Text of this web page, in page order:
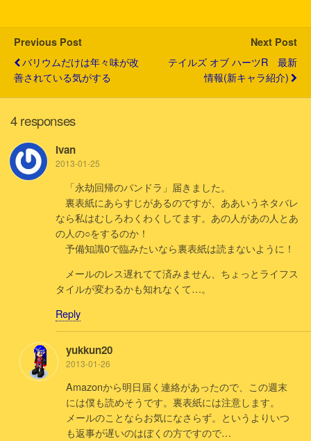
Previous Post
バリウムだけは年々味が改
善されている気がする
Next Post
テイルズ オブ ハーツR 最新
情報(新キャラ紹介)
4 responses
Ivan
2013-01-25
「永劫回帰のパンドラ」届きました。
裏表紙にあらすじがあるのですが、ああいうネタバレ
なら私はむしろわくわくしてます。あの人があの人とあ
の人の○をするのか！
予備知識0で臨みたいなら裏表紙は読まないように！
メールのレス遅れてて済みません、ちょっとライフス
タイルが変わるかも知れなくて…。
Reply
yukkun20
2013-01-26
Amazonから明日届く連絡があったので、この週末
には僕も読めそうです。裏表紙には注意します。
メールのことならお気になさらず。というよりいつ
も返事が遅いのはぼくの方ですので…